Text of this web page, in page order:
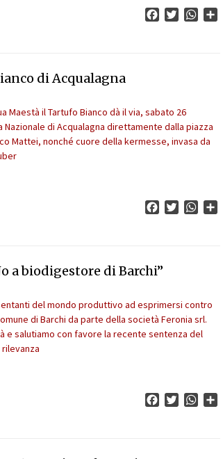
FacebookTwitter
di Acqualagna
Maestà il Tartufo Bianco dà il via, sabato 26
di Acqualagna direttamente dalla piazza
Mattei, nonché cuore della kermesse, invasa da
FacebookTwitter
a biodigestore di Barchi”
del mondo produttivo ad esprimersi contro
di Barchi da parte della società Feronia srl.
e salutiamo con favore la recente sentenza del
FacebookTwitter